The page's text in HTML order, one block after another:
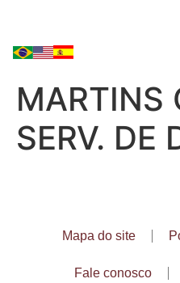
MARTINS
SERV. DE
Mapa do site
Fale conosco